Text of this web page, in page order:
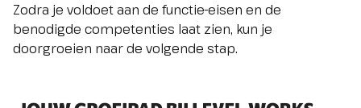
Zodra je voldoet aan de functie-eisen en de
benodigde competenties laat zien, kun je
doorgroeien naar de volgende stap.